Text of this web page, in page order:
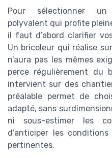
Pour sélectionner un
polyvalent qui profite
il faut d’abord clarifier
Un bricoleur qui réalise
n’aura pas les mêmes
perce régulièrement du
intervient sur des
préalable permet de
adapté, sans
ni sous-estimer les
d’anticiper les
pertinentes.